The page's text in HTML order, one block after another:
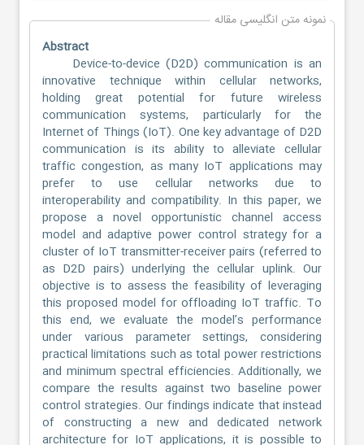
نمونه متن انگلیسی مقاله
Abstract
Device-to-device (D2D) communication is an
innovative technique within cellular networks,
holding great potential for future wireless
communication systems, particularly for the
Internet of Things (IoT). One key advantage of D2D
communication is its ability to alleviate cellular
traffic congestion, as many IoT applications may
prefer to use cellular networks due to
interoperability and compatibility. In this paper, we
propose a novel opportunistic channel access
model and adaptive power control strategy for a
cluster of IoT transmitter-receiver pairs (referred to
as D2D pairs) underlying the cellular uplink. Our
objective is to assess the feasibility of leveraging
this proposed model for offloading IoT traffic. To
this end, we evaluate the model’s performance
under various parameter settings, considering
practical limitations such as total power restrictions
and minimum spectral efficiencies. Additionally, we
compare the results against two baseline power
control strategies. Our findings indicate that instead
of constructing a new and dedicated network
architecture for IoT applications, it is possible to